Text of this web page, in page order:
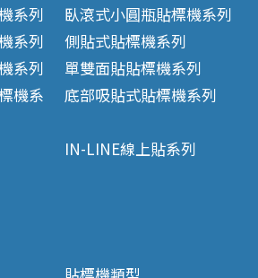
系列
臥滾式小圓瓶貼標機系列
系列
側貼式貼標機系列
系列
單雙面貼貼標機系列
機系
底部吸貼式貼標機系列
IN-LINE線上貼系列